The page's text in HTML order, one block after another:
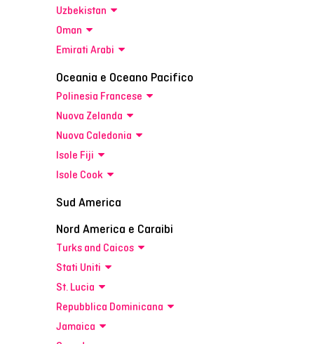
Uzbekistan
Oman
Emirati Arabi
Oceania e Oceano Pacifico
Polinesia Francese
Nuova Zelanda
Nuova Caledonia
Isole Fiji
Isole Cook
Sud America
Nord America e Caraibi
Turks and Caicos
Stati Uniti
St. Lucia
Repubblica Dominicana
Jamaica